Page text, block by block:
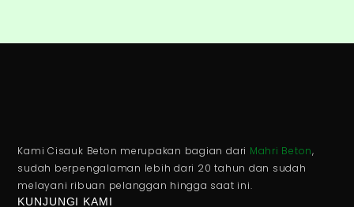
Kami Cisauk Beton merupakan bagian dari Mahri Beton,
sudah berpengalaman lebih dari 20 tahun dan sudah
melayani ribuan pelanggan hingga saat ini.
KUNJUNGI KAMI